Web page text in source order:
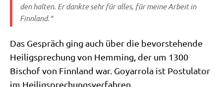
den hal­ten. Er dank­te sehr für alles, für mei­ne Arbeit in
Finnland.“
Das Gespräch ging auch über die bevor­ste­hen­de
Hei­lig­spre­chung von Hem­ming, der um 1300
Bischof von Finn­land war. Goyar­ro­la ist Postu­la­tor
im Heiligsprechungsverfahren.